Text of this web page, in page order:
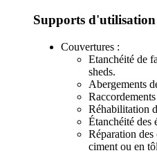
Supports
Couvertures :
Etanchéité de
sheds.
Abergements
Réhabilitation
Étanchéité des
Réparation
ciment ou en